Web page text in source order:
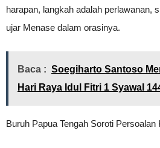
harapan, langkah adalah perlawanan,
ujar Menase dalam orasinya.
Baca : Soegiharto Santoso
Hari Raya Idul Fitri 1 Syawal
Buruh Papua Tengah Soroti Persoalan